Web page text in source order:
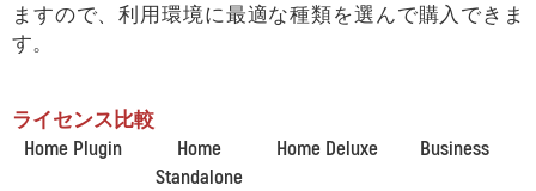
ますので、利用環境に最適な種類を選んで購入できま
す。
ライセンス比較
Home Plugin
Home
Standalone
Home Deluxe Business